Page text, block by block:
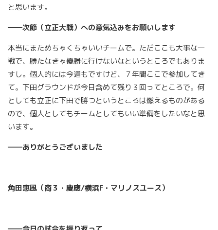
と思います。
――次節（立正大戦）への意気込みをお願いします
本当にまためちゃくちゃいいチームで。ただここも大事な一
戦で、勝たなきゃ優勝に行けないなというところでもありま
すし。個人的には今週もですけど、７年間ここで参加してき
て。下田グラウンドが今日含めて残り３回ってところで。何
としても立正に下田で勝つというところは燃えるものがある
ので、個人としてもチームとしてもいい準備をしたいなと思
います。
――ありがとうございました
角田惠風（商３・慶應/横浜F・マリノスユース）